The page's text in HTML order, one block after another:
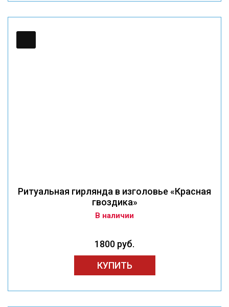
Ритуальная гирлянда в изголовье «Красная
гвоздика»
В наличии
1800 руб.
КУПИТЬ